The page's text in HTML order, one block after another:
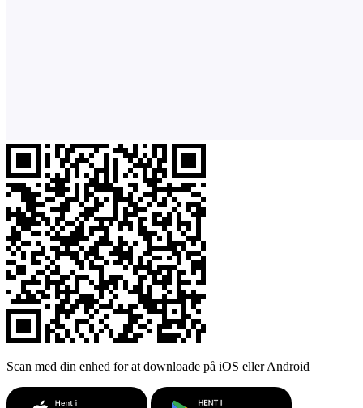
Scan med din enhed for at downloade på iOS eller Android